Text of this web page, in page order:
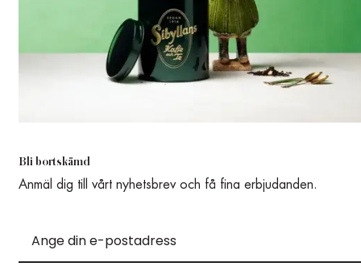
Bli bortskämd
Anmäl dig till vårt nyhetsbrev och få fina erbjudanden.